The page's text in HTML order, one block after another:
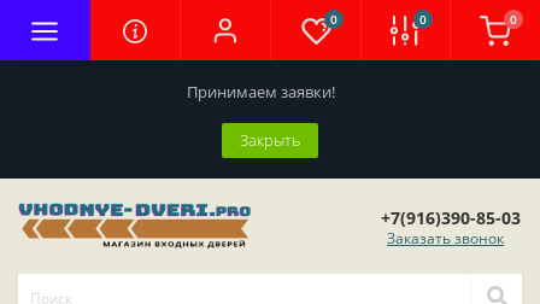
Принимаем заявки!
Закрыть
0 0 0
+7(916)390-85-03
Заказать звонок